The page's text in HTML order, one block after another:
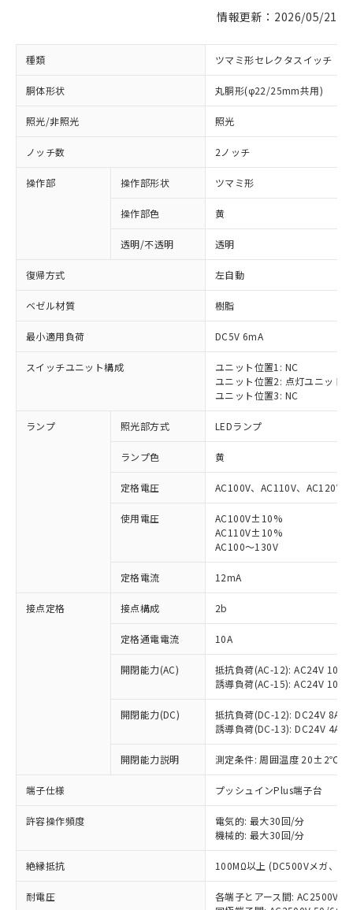
情報更新：2026/05/21
種類 ツマミ形セレクタスイッチ
胴体形状 丸胴形(φ22/25mm共用)
照光/非照光 照光
ノッチ数 2ノッチ
操作部 操作部形状 ツマミ形
操作部色 黄
透明/不透明 透明
復帰方式 左自動
ベゼル材質 樹脂
最小適用負荷 DC5V 6mA
スイッチユニット構成
ユニット位置1: NC
ユニット位置2: 点灯ユニット
ユニット位置3: NC
ランプ 照光部方式 LEDランプ
ランプ色 黄
定格電圧 AC100V、AC110V、AC120V
使用電圧
AC100V±10%
AC110V±10%
AC100～130V
定格電流 12mA
接点定格 接点構成 2b
定格通電電流 10A
開閉能力(AC)
抵抗負荷(AC-12): AC24V 10A/
誘導負荷(AC-15): AC24V
開閉能力(DC)
抵抗負荷(DC-12): DC24V 8A/
誘導負荷(DC-13): DC24V 4A/
開閉能力説明 測定条件: 周囲温度 20±2℃、
端子仕様 プッシュインPlus端子台
許容操作頻度
電気的: 最大30回/分
機械的: 最大30回/分
絶縁抵抗 100MΩ以上 (DC500Vメガ、点
耐電圧
各端子とアース間: AC2500V
ご利用条件
以下の条件をお読みいただき、同意のうえ
本サービスは、当社制御機器事業取扱
商品の当社在庫状況および標準価格
(税抜)を提供させていただくもので
当社制御機器事業取扱商品の中には、
本サービスの対象外となる商品もある
ことをご了承ください。
在庫状況および標準価格照会結果は、
記載している更新日時点での社内デー
タに基づき作成されるものであり、閲
準価格とは異なる場合があることをご
対応済み：EU RoHS指令（10物質）の
非含有に対応した製品が提供可能な商品で
対応予定：EU RoHS指令（10物質）の非含
有に対応した製品に切り替える予定のある
対応予定なし：EU RoHS指令（10物質）の
非含有に非対応の商品で、対応品を出す予
調査・確認中：EU RoHS指令（10物質）の
非含有の対応状況を調査中または確認中の
非該当品：ライセンス料など無形物で、有
害物質有無と関係のない商品です。
仕入先様の事情により、非含有部品として
いたものが、含有品と判明した場合などや
むを得ず変更することがあります。
*EU RoHS指令（10物質）：
鉛(Pb) 1000ppm以下、 水銀(Hg) 1000ppm以下、 カド
六価クロム(Cr(Ⅵ)) 1000ppm以下、ポリ臭化ビフェニル
「○」：最大均質材料含有率が中国RoHSの
基準値以下であることを示します。
「×」：最大均質材料含有率が中国RoHSの
基準値を超えていることを示します。
「－」：未確認です。当社販売部門へお問
当社は、これら貴社製品のうち、外国
為替および外国貿易法に定める商品
（以下｢規制貨物等」という）を輸出
または国外への提供する場合は、日本
国政府の輸出許可(または役務取引許
可)を取得するなどの必要な手続きを